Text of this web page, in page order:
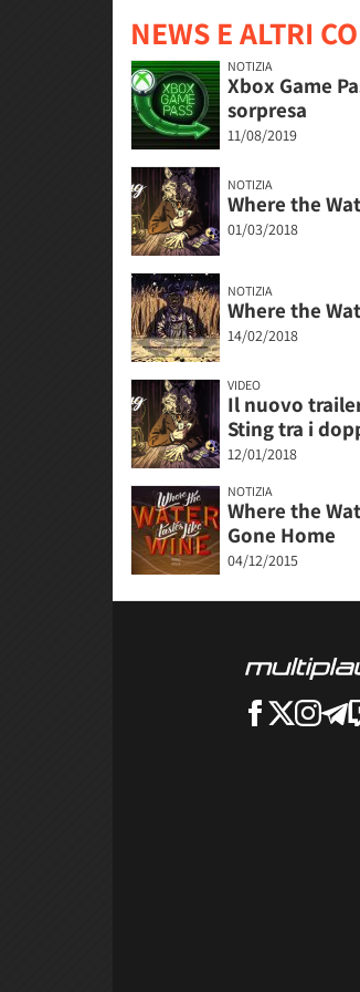
NEWS E ALTRI
NOTIZIA
Xbox Game
sorpresa
11/08/2019
NOTIZIA
Where the
01/03/2018
NOTIZIA
Where the
14/02/2018
VIDEO
Il nuovo
Sting tra i
12/01/2018
NOTIZIA
Where the
Gone Home
04/12/2015